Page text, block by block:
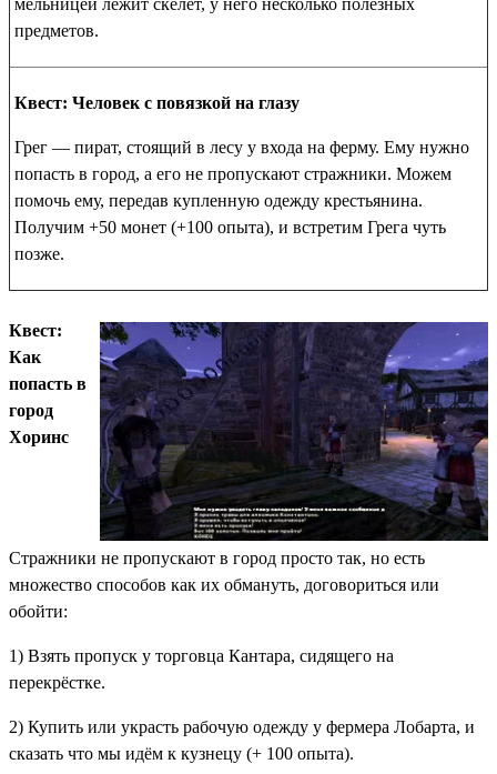
мельницей лежит скелет, у него несколько полезных
предметов.
Квест: Человек с повязкой на глазу
Грег — пират, стоящий в лесу у входа на ферму. Ему нужно
попасть в город, а его не пропускают стражники. Можем
помочь ему, передав купленную одежду крестьянина.
Получим +50 монет (+100 опыта), и встретим Грега чуть
позже.
Квест:
Как
попасть в
город
Хоринс
Стражники не пропускают в город просто так, но есть
множество способов как их обмануть, договориться или
обойти:
1) Взять пропуск у торговца Кантара, сидящего на
перекрёстке.
2) Купить или украсть рабочую одежду у фермера Лобарта, и
сказать что мы идём к кузнецу (+ 100 опыта).